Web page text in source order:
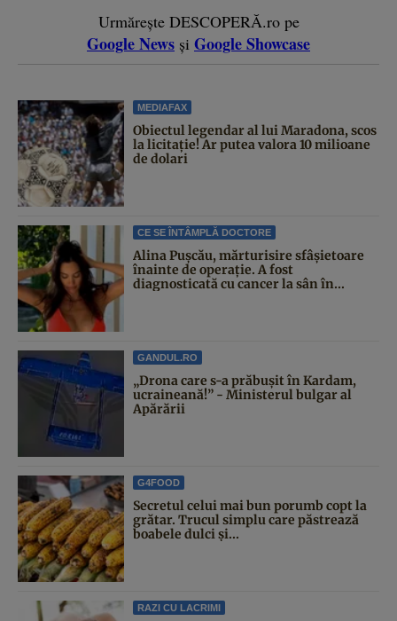
Urmărește DESCOPERĂ.ro pe
Google News și Google Showcase
MEDIAFAX
Obiectul legendar al lui Maradona, scos
la licitație! Ar putea valora 10 milioane
de dolari
CE SE ÎNTÂMPLĂ DOCTORE
Alina Pușcău, mărturisire sfâșietoare
înainte de operație. A fost
diagnosticată cu cancer la sân în...
GANDUL.RO
„Drona care s-a prăbușit în Kardam,
ucraineană!” - Ministerul bulgar al
Apărării
G4FOOD
Secretul celui mai bun porumb copt la
grătar. Trucul simplu care păstrează
boabele dulci și...
RAZI CU LACRIMI